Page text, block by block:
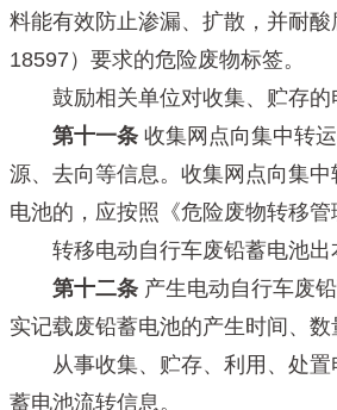
料能有效防止渗漏、扩散，并耐
18597）要求的危险废物标签。
鼓励相关单位对收集、贮存的
第十一条 收集网点向集中转
源、去向等信息。收集网点向集
电池的，应按照《危险废物转移
转移电动自行车废铅蓄电池出
第十二条 产生电动自行车废
实记载废铅蓄电池的产生时间、数
从事收集、贮存、利用、处置
蓄电池流转信息。